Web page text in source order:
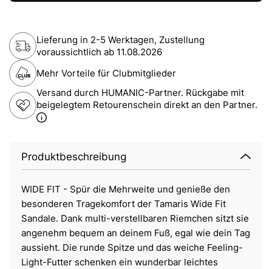
Lieferung in 2-5 Werktagen, Zustellung
voraussichtlich ab 11.08.2026
Mehr Vorteile für Clubmitglieder
Versand durch HUMANIC-Partner. Rückgabe mit
beigelegtem Retourenschein direkt an den Partner.
Produktbeschreibung
WIDE FIT - Spür die Mehrweite und genieße den
besonderen Tragekomfort der Tamaris Wide Fit
Sandale. Dank multi-verstellbaren Riemchen sitzt sie
angenehm bequem an deinem Fuß, egal wie dein Tag
aussieht. Die runde Spitze und das weiche Feeling-
Light-Futter schenken ein wunderbar leichtes